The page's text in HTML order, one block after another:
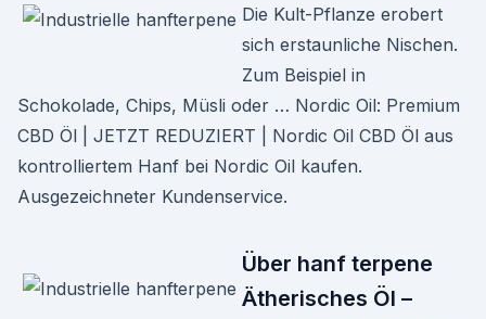
Die Kult-Pflanze erobert
sich erstaunliche Nischen.
Zum Beispiel in
Schokolade, Chips, Müsli oder … Nordic Oil: Premium
CBD Öl | JETZT REDUZIERT | Nordic Oil CBD Öl aus
kontrolliertem Hanf bei Nordic Oil kaufen.
Ausgezeichneter Kundenservice.
Über hanf terpene
Ätherisches Öl –